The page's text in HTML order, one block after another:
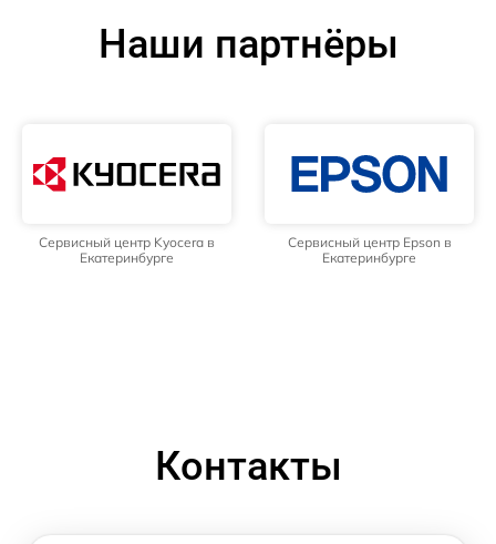
Наши партнёры
Сервисный центр Kyocera в
Екатеринбурге
Сервисный центр Epson в
Екатеринбурге
Контакты